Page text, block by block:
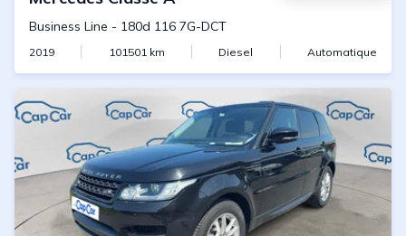
Business Line - 180d 116 7G-DCT
2019 101501km Diesel Automatique